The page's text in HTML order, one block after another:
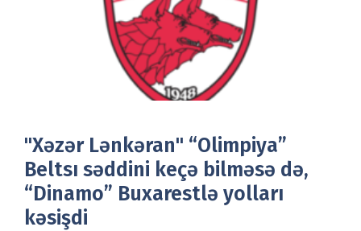
"Xəzər Lənkəran" “Olimpiya”
Beltsı səddini keçə bilməsə də,
“Dinamo” Buxarestlə yolları
kəsişdi